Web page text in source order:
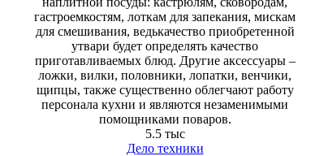
гастроемкостям, лоткам для запекания, мискам
для смешивания, ведькачество приобретенной
утвари будет определять качество
приготавливаемых блюд. Другие аксессуары –
ложки, вилки, половники, лопатки, венчики,
щипцы, также существенно облегчают работу
персонала кухни и являются незаменимыми
помощниками поваров.
5.5 тыс
Дело техники